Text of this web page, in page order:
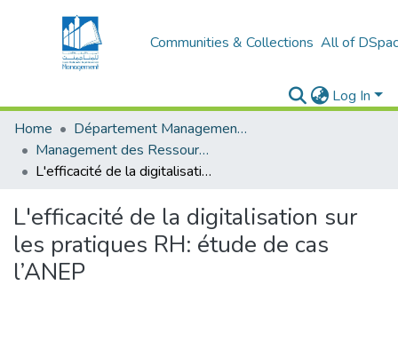
Communities & Collections All of
Log In
Home
Département Management et Entrepreneuriat
Management des Ressources Humaines (MRH)
L'efficacité de la digitalisation sur les pratiques RH: étude de cas l’ANEP
L'efficacité de la digitalisation sur
les pratiques RH: étude de cas
l’ANEP